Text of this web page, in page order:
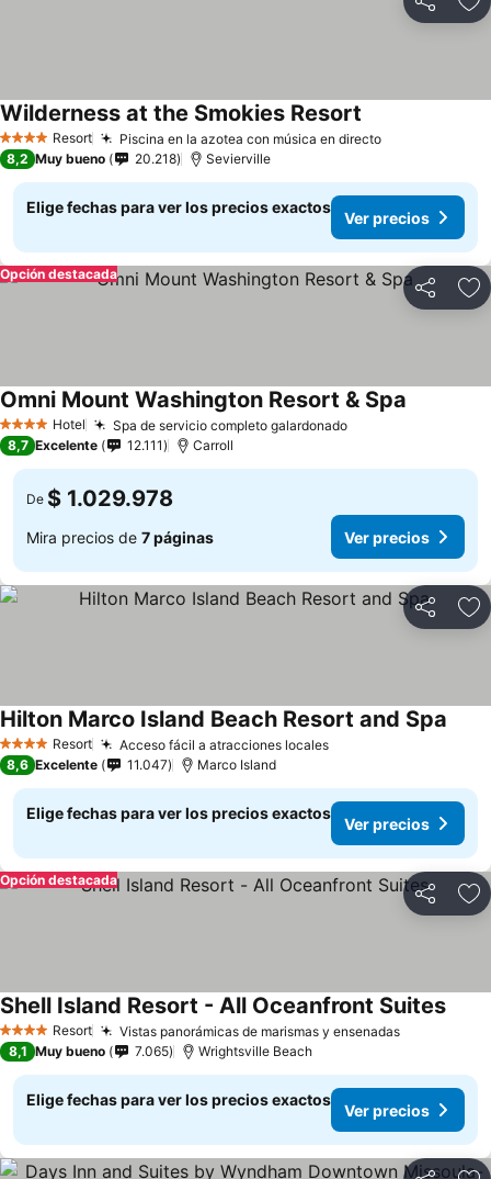
Compartir
4 EstrellasResort Piscina en la azotea con música en directo
Wilderness at the Smokies Resort
8,2 Muy bueno 20.218 Sevierville
Elige fechas para ver los precios exactos
Ver precios
Compartir
Opción destacada
4 EstrellasHotel Spa de servicio completo galardonado
Omni Mount Washington Resort & Spa
8,7 Excelente 12.111 Carroll
De $ 1.029.978
Mira precios de 7 páginas Ver precios
Compartir
4 EstrellasResort Acceso fácil a atracciones locales
Hilton Marco Island Beach Resort and Spa
8,6 Excelente 11.047 Marco Island
Elige fechas para ver los precios exactos
Ver precios
Compartir
Opción destacada
4 EstrellasResort Vistas panorámicas de marismas y ensenadas
Shell Island Resort - All Oceanfront Suites
8,1 Muy bueno 7.065 Wrightsville Beach
Elige fechas para ver los precios exactos
Ver precios